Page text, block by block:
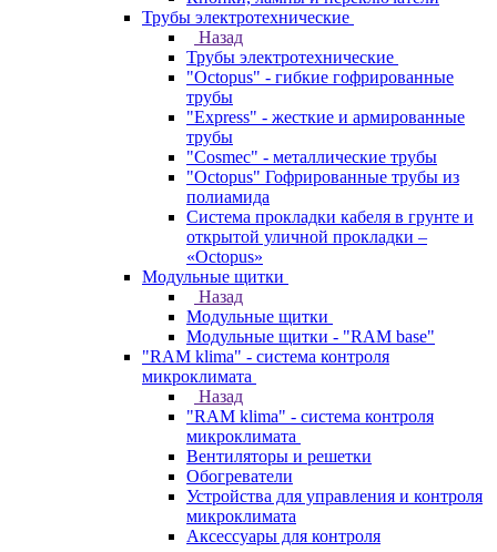
Трубы электротехнические
Назад
Трубы электротехнические
"Octopus" - гибкие гофрированные
трубы
"Express" - жесткие и армированные
трубы
"Cosmec" - металлические трубы
"Octopus" Гофрированные трубы из
полиамида
Система прокладки кабеля в грунте и
открытой уличной прокладки –
«Octopus»
Модульные щитки
Назад
Модульные щитки
Модульные щитки - "RAM base"
"RAM klima" - система контроля
микроклимата
Назад
"RAM klima" - система контроля
микроклимата
Вентиляторы и решетки
Обогреватели
Устройства для управления и контроля
микроклимата
Аксессуары для контроля